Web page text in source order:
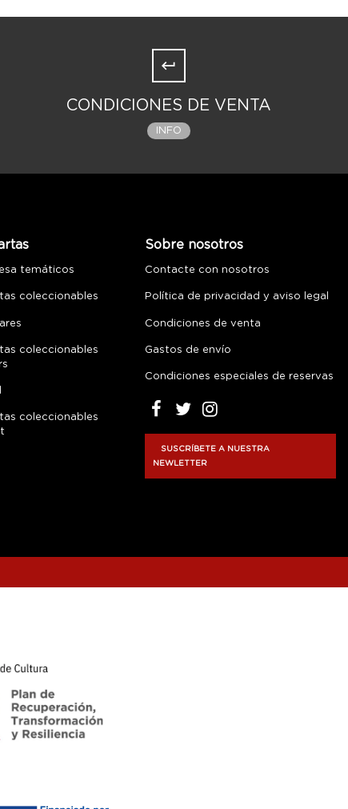
CONDICIONES DE VENTA
INFO
temáticos
coleccionables
coleccionables
coleccionables
Sobre nosotros
Contacte con nosotros
Política de privacidad y aviso legal
Condiciones de venta
Gastos de envío
Condiciones especiales de reservas
SUSCRÍBETE A NUESTRA
NEWLETTER